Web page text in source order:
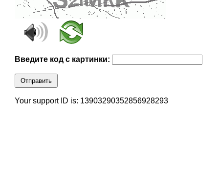
Введите код с картинки:
Отправить
Your support ID is: 13903290352856928293